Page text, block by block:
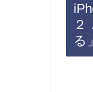
２
る」